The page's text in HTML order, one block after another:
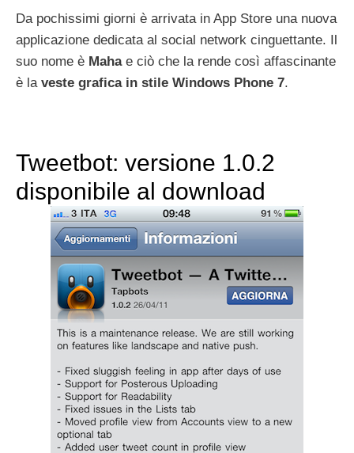
Da pochissimi giorni è arrivata in App Store una nuova
applicazione dedicata al social network cinguettante. Il
suo nome è Mahae ciò che la rende così affascinante
è la veste grafica in stile Windows Phone 7.
Tweetbot: versione 1.0.2
disponibile al download